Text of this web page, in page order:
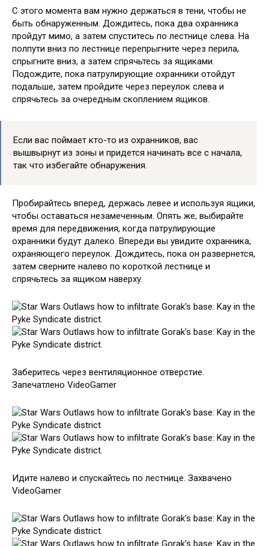
С этого момента вам нужно держаться в тени, чтобы не
быть обнаруженным. Дождитесь, пока два охранника
пройдут мимо, а затем спуститесь по лестнице слева. На
полпути вниз по лестнице перепрыгните через перила,
спрыгните вниз, а затем спрячьтесь за ящиками.
Подождите, пока патрулирующие охранники отойдут
подальше, затем пройдите через переулок слева и
спрячьтесь за очередным скоплением ящиков.
Если вас поймает кто-то из охранников, вас
вышвырнут из зоны и придется начинать все с начала,
так что избегайте обнаружения.
Пробирайтесь вперед, держась левее и используя ящики,
чтобы оставаться незамеченным. Опять же, выбирайте
время для передвижения, когда патрулирующие
охранники будут далеко. Впереди вы увидите охранника,
охраняющего переулок. Дождитесь, пока он развернется,
затем сверните налево по короткой лестнице и
спрячьтесь за ящиком наверху.
Заберитесь через вентиляционное отверстие.
Запечатлено VideoGamer
Идите налево и спускайтесь по лестнице. Захвачено
VideoGamer